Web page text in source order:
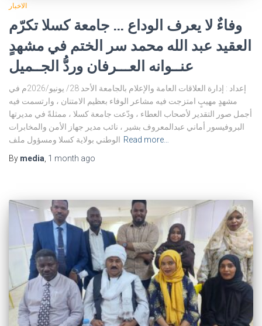
الاخبار
وفاءٌ لا يعرف الوداع … جامعة كسلا تكرّم
العقيد عبد الله محمد سر الختم في مشهدٍ
عنــوانه العـــرفان وردُّ الجــميل
إعداد : إدارة العلاقات العامة والإعلام بالجامعة الأحد 28/ يونيو/2026م في
مشهدٍ مهيبٍ امتزجت فيه مشاعر الوفاء بعظيم الامتنان ، وارتسمت فيه
أجمل صور التقدير لأصحاب العطاء ، ودّعت جامعة كسلا ، ممثلةً في مديرتها
البروفيسور أماني عبدالمعروف بشير ، نائب مدير جهاز الأمن والمخابرات
الوطني بولاية كسلا ومسؤول ملف Read more…
By media 1 month ago